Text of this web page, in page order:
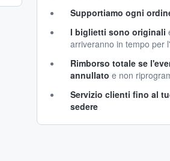
Supportiamo ogni
I biglietti sono originali
arriveranno in tempo per
Rimborso totale se
annullato e non
Servizio clienti fino al
sedere